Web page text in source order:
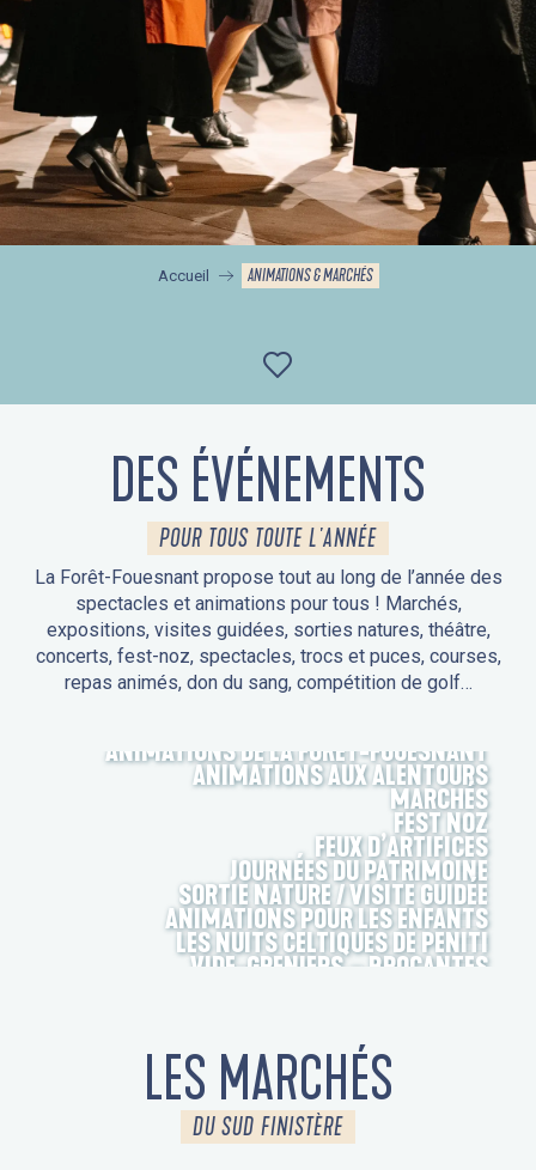
Accueil ANIMATIONS & MARCHÉS
Ajouter aux
DES ÉVÉNEMENTS
POUR TOUS TOUTE L'ANNÉE
La Forêt-Fouesnant propose tout au long de l’année des
spectacles et animations pour tous ! Marchés,
expositions, visites guidées, sorties natures, théâtre,
concerts, fest-noz, spectacles, trocs et puces, courses,
repas animés, don du sang, compétition de golf…
ANIMATIONS DE LA FORÊT-FOUESNANT
ANIMATIONS AUX ALENTOURS
MARCHÉS
FEST NOZ
FEUX D’ARTIFICES
JOURNÉES DU PATRIMOINE
SORTIE NATURE / VISITE GUIDÉE
ANIMATIONS POUR LES ENFANTS
LES NUITS CELTIQUES DE PENITI
VIDE-GRENIERS – BROCANTES
LES MARCHÉS
DU SUD FINISTÈRE